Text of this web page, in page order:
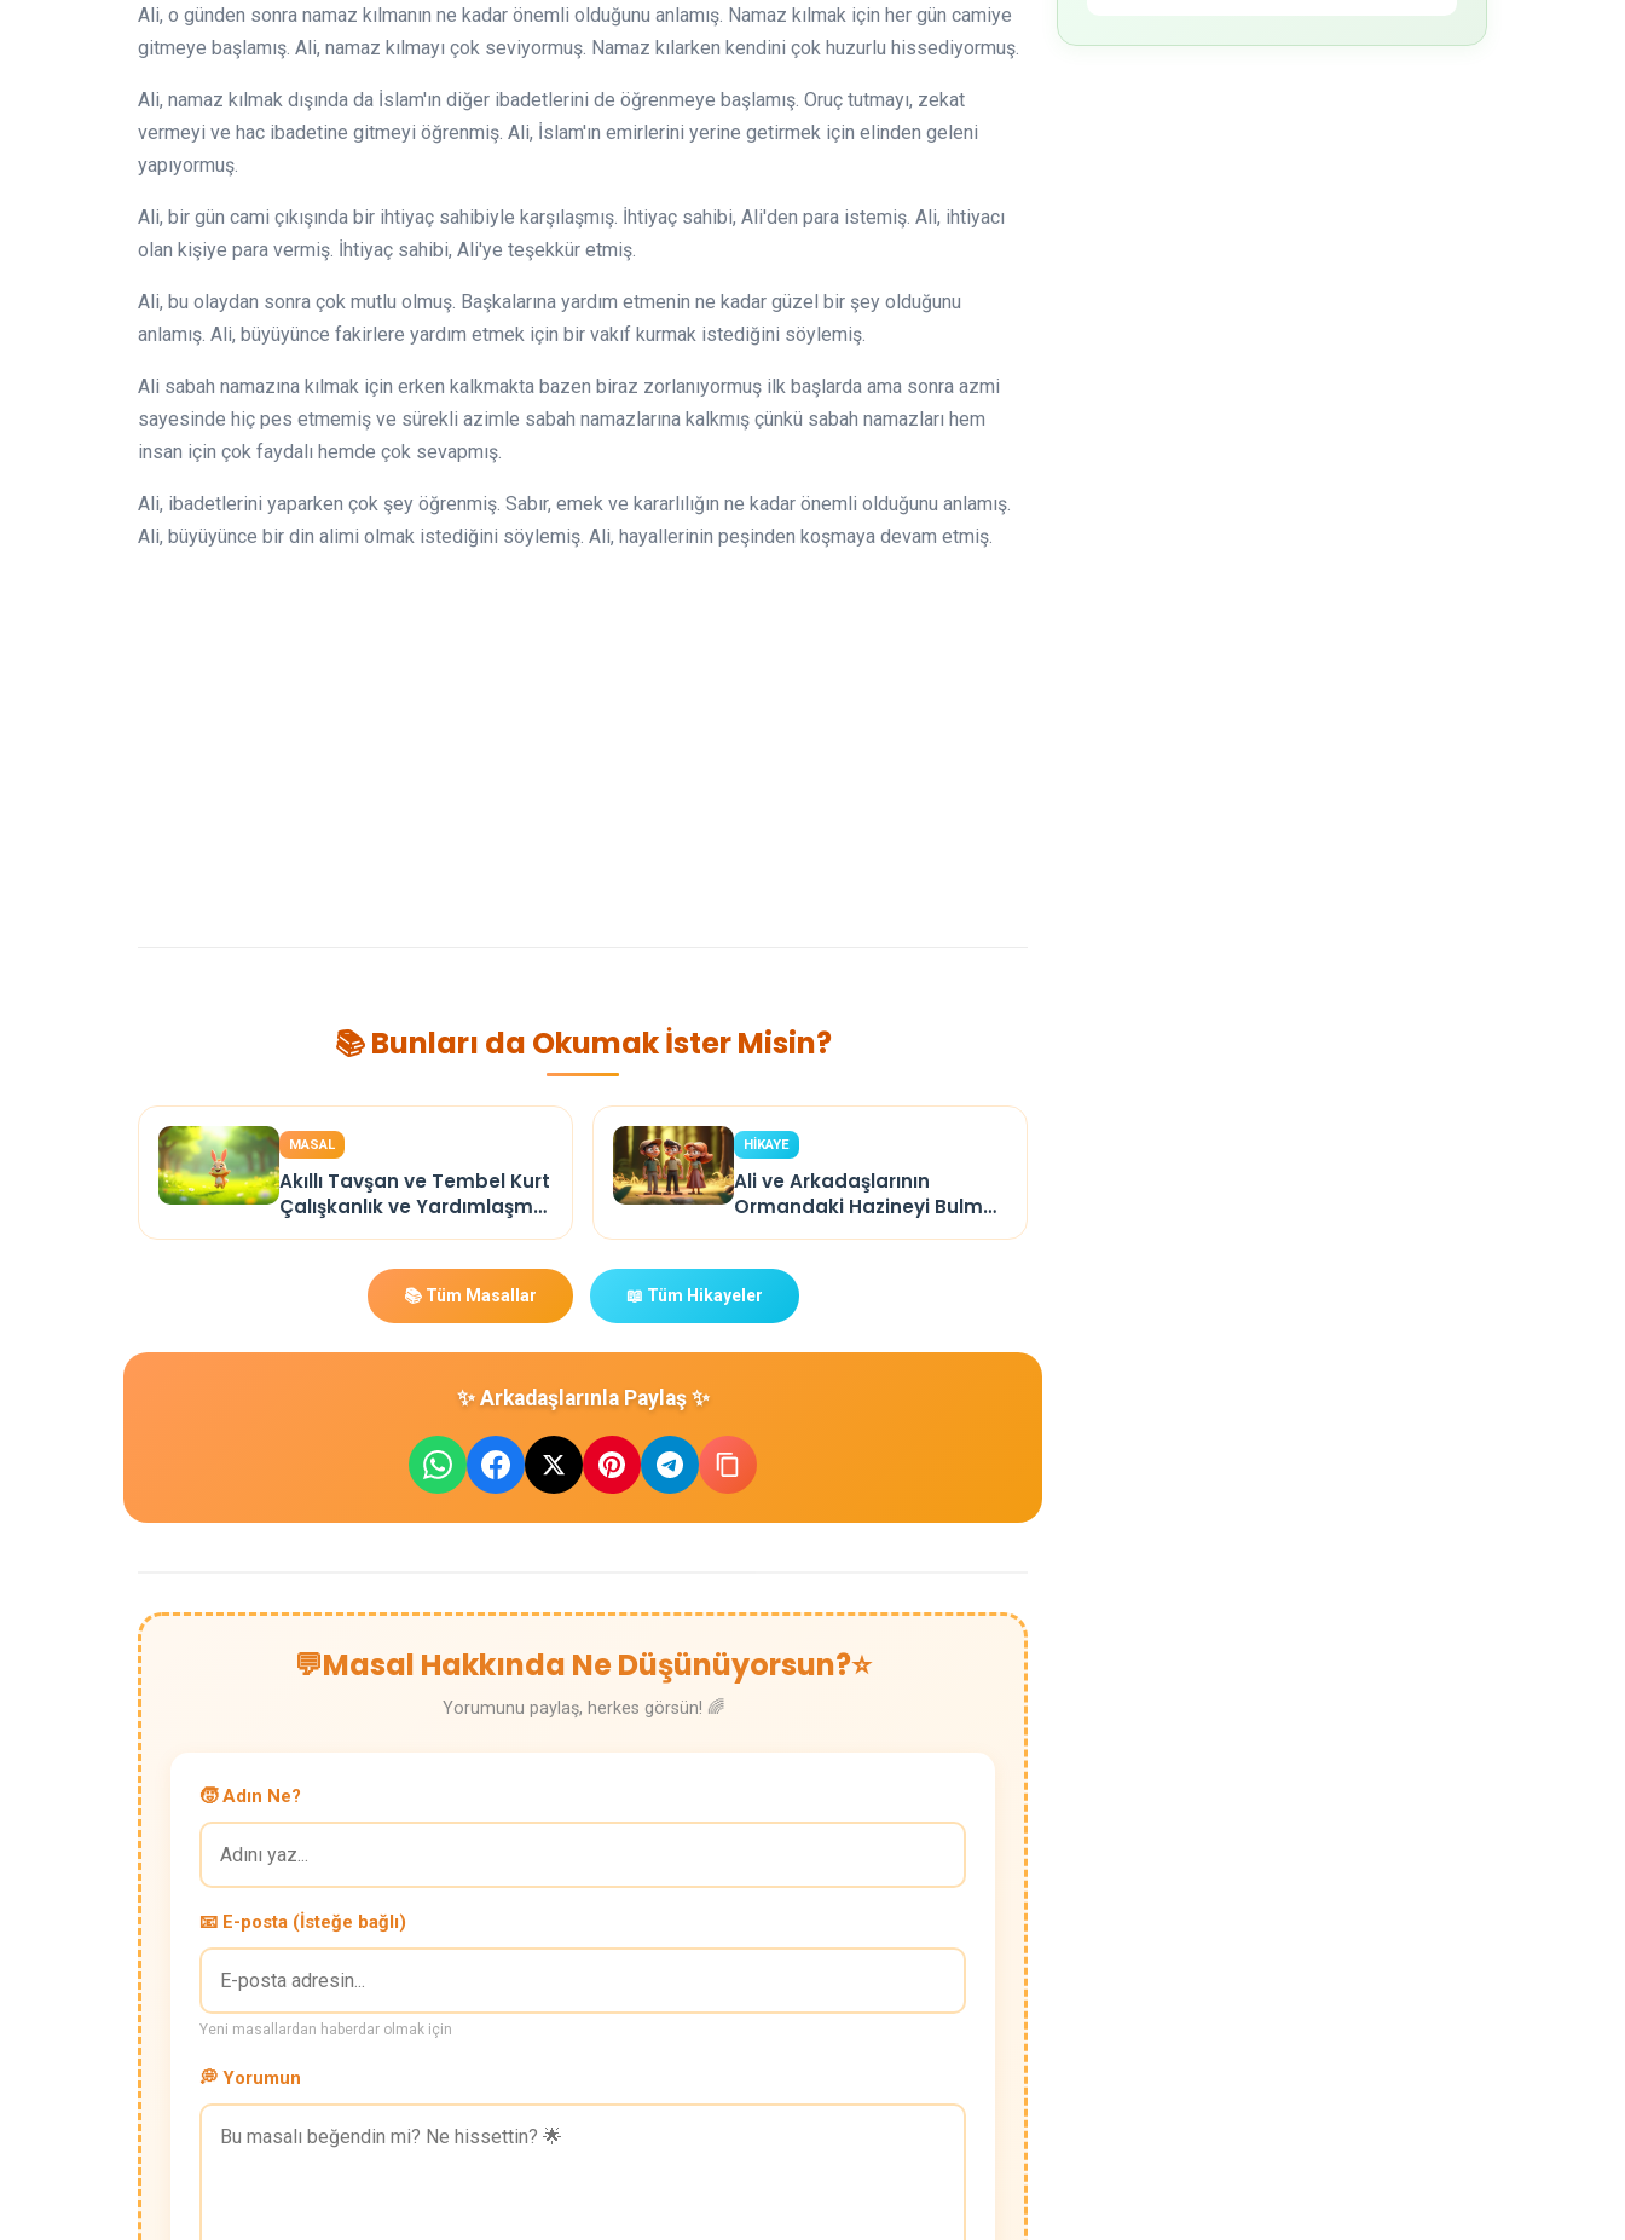
Ali, o günden sonra namaz kılmanın ne kadar önemli olduğunu anlamış. Namaz kılmak için her gün camiye
gitmeye başlamış. Ali, namaz kılmayı çok seviyormuş. Namaz kılarken kendini çok huzurlu hissediyormuş.
Ali, namaz kılmak dışında da İslam'ın diğer ibadetlerini de öğrenmeye başlamış. Oruç tutmayı, zekat
vermeyi ve hac ibadetine gitmeyi öğrenmiş. Ali, İslam'ın emirlerini yerine getirmek için elinden geleni
yapıyormuş.
Ali, bir gün cami çıkışında bir ihtiyaç sahibiyle karşılaşmış. İhtiyaç sahibi, Ali'den para istemiş. Ali, ihtiyacı
olan kişiye para vermiş. İhtiyaç sahibi, Ali'ye teşekkür etmiş.
Ali, bu olaydan sonra çok mutlu olmuş. Başkalarına yardım etmenin ne kadar güzel bir şey olduğunu
anlamış. Ali, büyüyünce fakirlere yardım etmek için bir vakıf kurmak istediğini söylemiş.
Ali sabah namazına kılmak için erken kalkmakta bazen biraz zorlanıyormuş ilk başlarda ama sonra azmi
sayesinde hiç pes etmemiş ve sürekli azimle sabah namazlarına kalkmış çünkü sabah namazları hem
insan için çok faydalı hemde çok sevapmış.
Ali, ibadetlerini yaparken çok şey öğrenmiş. Sabır, emek ve kararlılığın ne kadar önemli olduğunu anlamış.
Ali, büyüyünce bir din alimi olmak istediğini söylemiş. Ali, hayallerinin peşinden koşmaya devam etmiş.
📚 Bunları da Okumak İster Misin?
MASAL
Akıllı Tavşan ve Tembel Kurt
Çalışkanlık ve Yardımlaşma
Masalı
HİKAYE
Ali ve Arkadaşlarının
Ormandaki Hazineyi Bulma
Macerası
📚 Tüm Masallar 📖 Tüm Hikayeler
✨ Arkadaşlarınla Paylaş ✨
💬Masal Hakkında Ne Düşünüyorsun?⭐
Yorumunu paylaş, herkes görsün! 🌈
🧒 Adın Ne?
📧 E-posta (İsteğe bağlı)
Yeni masallardan haberdar olmak için
💭 Yorumun